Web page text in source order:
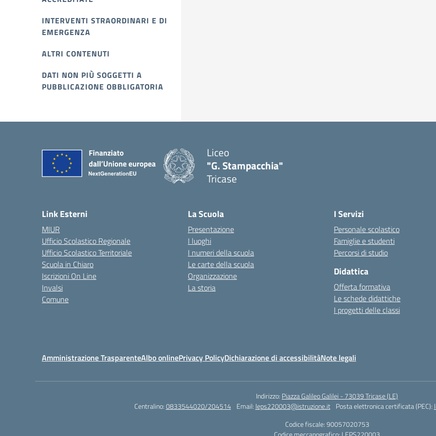
INTERVENTI STRAORDINARI E DI
EMERGENZA
ALTRI CONTENUTI
DATI NON PIÙ SOGGETTI A
PUBBLICAZIONE OBBLIGATORIA
Liceo
"G. Stampacchia"
Tricase
Link Esterni
MIUR
Ufficio Scolastico Regionale
Ufficio Scolastico Territoriale
Scuola in Chiaro
Iscrizioni On Line
Invalsi
Comune
La Scuola
Presentazione
I luoghi
I numeri della scuola
Le carte della scuola
Organizzazione
La storia
I Servizi
Personale scolastico
Famiglie e studenti
Percorsi di studio
Didattica
Offerta formativa
Le schede didattiche
I progetti delle classi
Amministrazione TrasparenteAlbo onlinePrivacy PolicyDichiarazione di accessibilitàNote legali
Indirizzo: Piazza Galileo Galilei - 73039 Tricase (LE)
Centralino:0833544020/204514 Email: leps220003@istruzione.it Posta elettronica certificata (PEC):
Codice fiscale: 90057020753